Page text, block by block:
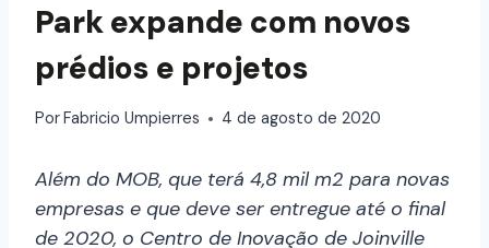
Park expande com novos
prédios e projetos
Por Fabricio Umpierres 4 de agosto de 2020
Além do MOB, que terá 4,8 mil m2 para novas
empresas e que deve ser entregue até o final
de 2020, o Centro de Inovação de Joinville